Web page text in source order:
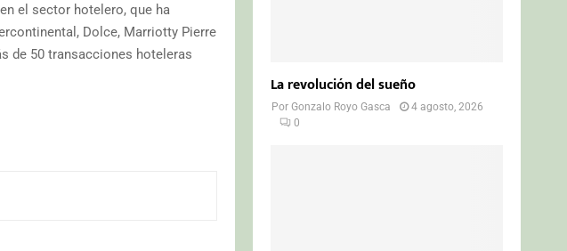
el sector hotelero, que ha
Dolce, Marriotty Pierre
de 50 transacciones hoteleras
La revolución del sueño
PorGonzalo Royo Gasca
4 agosto, 2026
0